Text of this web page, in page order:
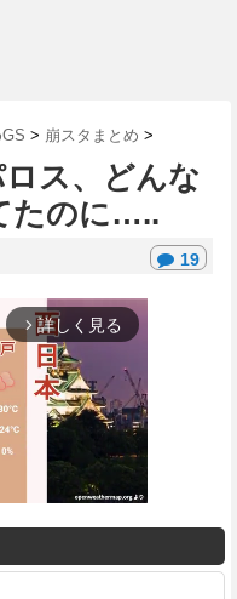
> 崩スタまとめ >
ロス、どんな
たのに…..
19
arrow_forward_ios 詳しく見る
M